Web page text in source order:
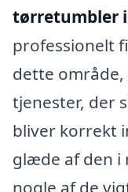
tørretumbler
professionelt
dette
tjenester, der
bliver korrekt
glæde af den i
nogle af de